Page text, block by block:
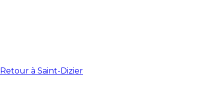
Retour à Saint-Dizier